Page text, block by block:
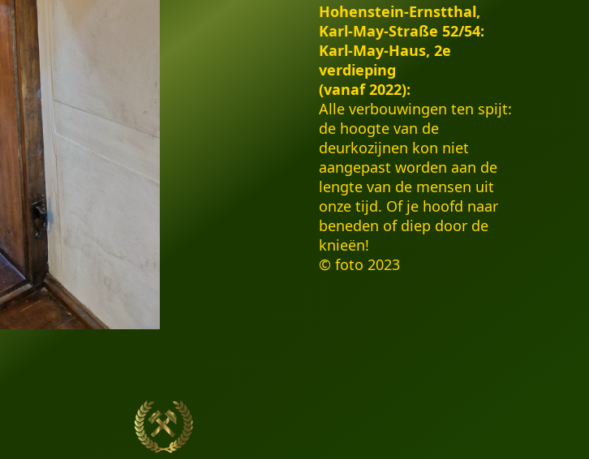
Hohenstein-Ernstthal,
Karl-May-Straße 52/54:
Karl-May-Haus, 2e
verdieping
(vanaf 2022):
Alle verbouwingen ten spijt:
de hoogte van de
deurkozijnen kon niet
aangepast worden aan de
lengte van de mensen uit
onze tijd. Of je hoofd naar
beneden of diep door de
knieën!
© foto 2023